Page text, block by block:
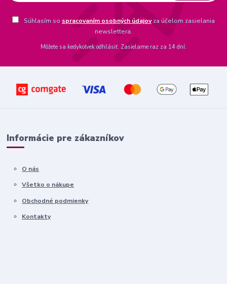
Súhlasím so spracovaním osobných údajovza účelom zasielania
newslettera.
Môžete sa kedykoľvek odhlásiť. Zasielame raz za 14 dní.
Informácie pre zákazníkov
O nás
Všetko o nákupe
Obchodné podmienky
Kontakty